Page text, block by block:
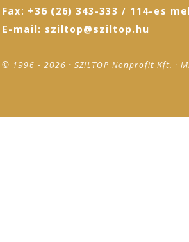
Fax: +36 (26) 343-333 / 114-es
E-mail: sziltop@sziltop.hu
© 1996 - 2026 · SZILTOP Nonprofit Kft. ·